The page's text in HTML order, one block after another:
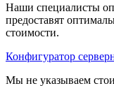
Наши специалисты
предоставят
стоимости.
Конфигуратор
Мы не указываем